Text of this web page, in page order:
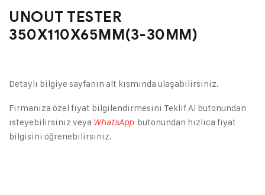
UNOUT TESTER
350X110X65MM(3-30MM)
Detaylı bilgiye sayfanın alt kısmında ulaşabilirsiniz.
Firmanıza özel fiyat bilgilendirmesini Teklif Al butonundan
isteyebilirsiniz veya WhatsApp butonundan hızlıca fiyat
bilgisini öğrenebilirsiniz.